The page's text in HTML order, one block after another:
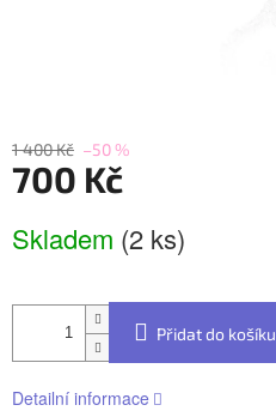
1 400 Kč –50 %
700 Kč
cena:
Skladem (2 ks)
Přidat do košíku
Detailní informace